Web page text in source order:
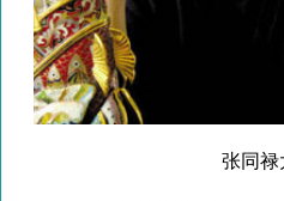
张同禄